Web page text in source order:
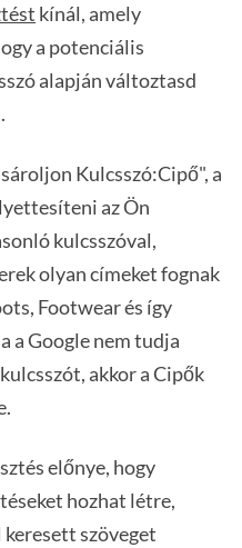
kínál, amely
a potenciális
alapján változtasd
Kulcsszó:Cipő", a
az Ön
kulcsszóval,
olyan címeket fognak
Footwear és így
a Google nem tudja
akkor a Cipők
előnye, hogy
hozhat létre,
szöveget